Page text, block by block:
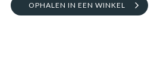
OPHALEN IN EEN WINKEL